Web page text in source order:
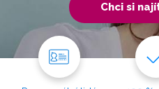
Chci si